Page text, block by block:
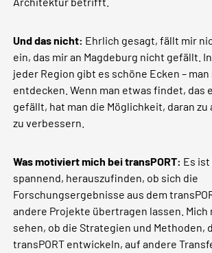
Und das nicht: Ehrlich gesagt, fällt mir
ein, das mir an Magdeburg nicht gefällt.
jeder Region gibt es schöne Ecken –
entdecken. Wenn man etwas findet, das
gefällt, hat man die Möglichkeit, daran zu
zu verbessern.
Was motiviert mich bei transPORT: Es
spannend, herauszufinden, ob sich die
Forschungsergebnisse aus dem
andere Projekte übertragen lassen. Mich
sehen, ob die Strategien und Methoden,
transPORT entwickeln, auf andere